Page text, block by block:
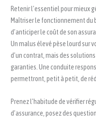
Retenir l’essentiel pour mieux
Maîtriser le fonctionnement du
d’anticiper le coût de son
Un malus élevé pèse lourd sur
d’un contrat, mais des
garanties. Une conduite
permettront, petit à petit, de
Prenez l’habitude de vérifier
d’assurance, posez des